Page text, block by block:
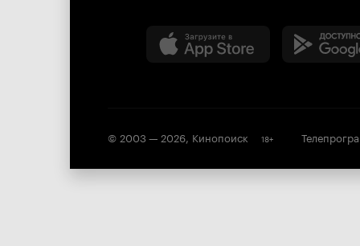
© 2003 — 2026, Кинопоиск 18+